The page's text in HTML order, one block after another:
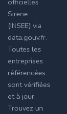
officielles
Sirene
(INSEE) via
data.gouv.fr.
Toutes les
entreprises
référencées
sont vérifiées
et à jour.
Trouvez un